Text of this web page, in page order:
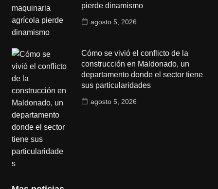
pierde dinamismo
agosto 5, 2026
Cómo se vivió el conflicto de la
construcción en Maldonado, un
departamento donde el sector tiene
sus particularidades
agosto 5, 2026